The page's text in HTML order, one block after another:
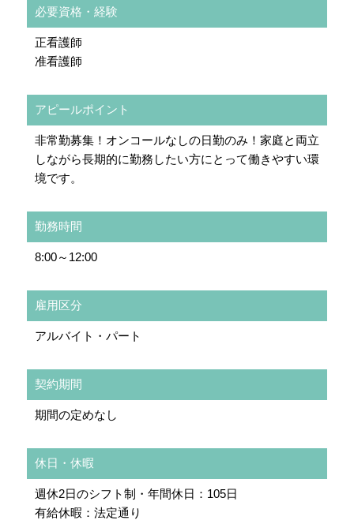
必要資格・経験
正看護師
准看護師
アピールポイント
非常勤募集！オンコールなしの日勤のみ！家庭と両立
しながら長期的に勤務したい方にとって働きやすい環
境です。
勤務時間
8:00～12:00
雇用区分
アルバイト・パート
契約期間
期間の定めなし
休日・休暇
週休2日のシフト制・年間休日：105日
有給休暇：法定通り